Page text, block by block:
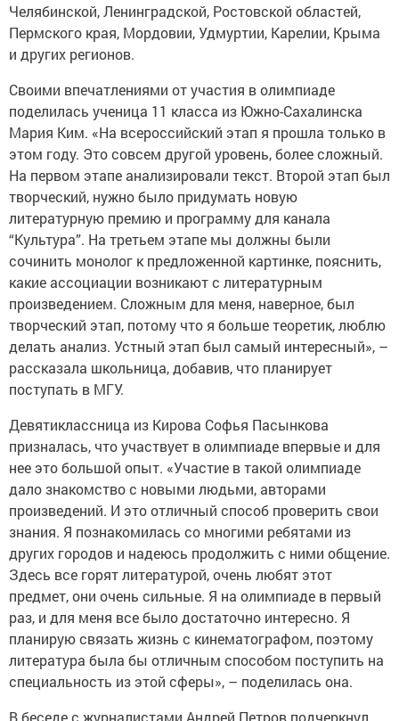
Челябинской, Ленинградской, Ростовской областей,
Пермского края, Мордовии, Удмуртии, Карелии, Крыма
и других регионов.
Своими впечатлениями от участия в олимпиаде
поделилась ученица 11 класса из Южно-Сахалинска
Мария Ким. «На всероссийский этап я прошла только в
этом году. Это совсем другой уровень, более сложный.
На первом этапе анализировали текст. Второй этап был
творческий, нужно было придумать новую
литературную премию и программу для канала
“Культура”. На третьем этапе мы должны были
сочинить монолог к предложенной картинке, пояснить,
какие ассоциации возникают с литературным
произведением. Сложным для меня, наверное, был
творческий этап, потому что я больше теоретик, люблю
делать анализ. Устный этап был самый интересный», –
рассказала школьница, добавив, что планирует
поступать в МГУ.
Девятиклассница из Кирова Софья Пасынкова
призналась, что участвует в олимпиаде впервые и для
нее это большой опыт. «Участие в такой олимпиаде
дало знакомство с новыми людьми, авторами
произведений. И это отличный способ проверить свои
знания. Я познакомилась со многими ребятами из
других городов и надеюсь продолжить с ними общение.
Здесь все горят литературой, очень любят этот
предмет, они очень сильные. Я на олимпиаде в первый
раз, и для меня все было достаточно интересно. Я
планирую связать жизнь с кинематографом, поэтому
литература была бы отличным способом поступить на
специальность из этой сферы», – поделилась она.
В беседе с журналистами Андрей Петров подчеркнул,